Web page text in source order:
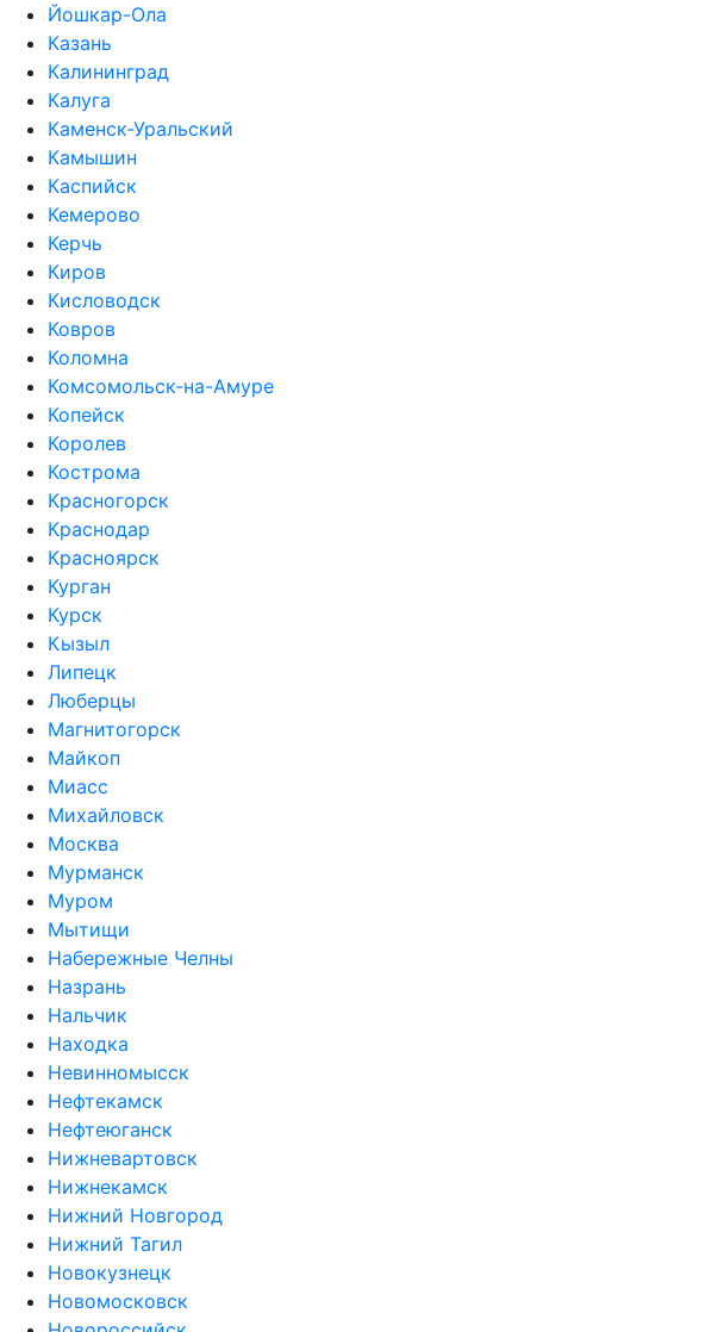
Йошкар-Ола
Казань
Калининград
Калуга
Каменск-Уральский
Камышин
Каспийск
Кемерово
Керчь
Киров
Кисловодск
Ковров
Коломна
Комсомольск-на-Амуре
Копейск
Королев
Кострома
Красногорск
Краснодар
Красноярск
Курган
Курск
Кызыл
Липецк
Люберцы
Магнитогорск
Майкоп
Миасс
Михайловск
Москва
Мурманск
Муром
Мытищи
Набережные Челны
Назрань
Нальчик
Находка
Невинномысск
Нефтекамск
Нефтеюганск
Нижневартовск
Нижнекамск
Нижний Новгород
Нижний Тагил
Новокузнецк
Новомосковск